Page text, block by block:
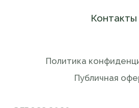
Контакты
Политика
Публичная